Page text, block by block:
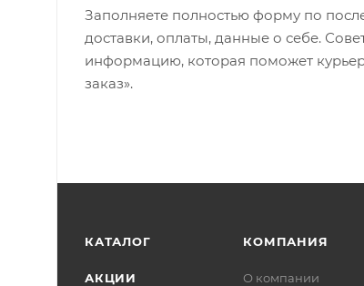
Заполняете полностью форму по
доставки, оплаты, данные о себе.
информацию, которая поможет
заказ».
КАТАЛОГ
АКЦИИ
КОМПАНИЯ
О компании